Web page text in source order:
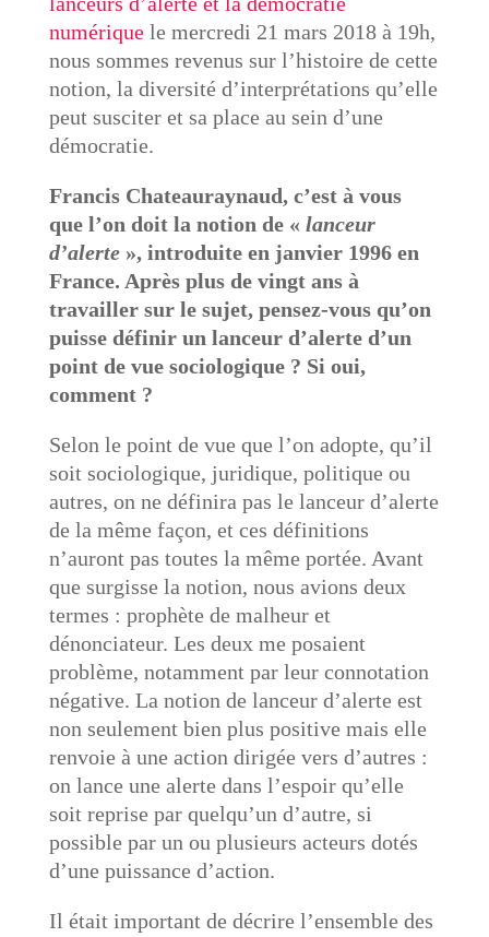
numériquele mercredi 21 mars 2018 à 19h,
nous sommes revenus sur l’histoire de cette
notion, la diversité d’interprétations qu’elle
peut susciter et sa place au sein d’une
démocratie.
Francis Chateauraynaud, c’est à vous
que l’on doit la notion de « lanceur
d’alerte», introduite en janvier 1996 en
France. Après plus de vingt ans à
travailler sur le sujet, pensez-vous qu’on
puisse définir un lanceur d’alerte d’un
point de vue sociologique ? Si oui,
comment ?
Selon le point de vue que l’on adopte, qu’il
soit sociologique, juridique, politique ou
autres, on ne définira pas le lanceur d’alerte
de la même façon, et ces définitions
n’auront pas toutes la même portée. Avant
que surgisse la notion, nous avions deux
termes : prophète de malheur et
dénonciateur. Les deux me posaient
problème, notamment par leur connotation
négative. La notion de lanceur d’alerte est
non seulement bien plus positive mais elle
renvoie à une action dirigée vers d’autres :
on lance une alerte dans l’espoir qu’elle
soit reprise par quelqu’un d’autre, si
possible par un ou plusieurs acteurs dotés
d’une puissance d’action.
Il était important de décrire l’ensemble des